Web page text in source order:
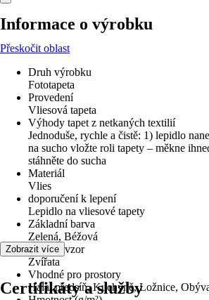
Informace o výrobku
Přeskočit oblast
Druh výrobku
Fototapeta
Provedení
Vliesová tapeta
Výhody tapet z netkaných textilií
Jednoduše, rychle a čistě: 1) lepidlo
na sucho vložte roli tapety – měkne
stáhněte do sucha
Materiál
Vlies
doporučení k lepení
Lepidlo na vliesové tapety
Základní barva
Zelená, Béžová
Dekor / vzor
Zvířata
Vhodné pro prostory
Hala/ předsíň, Kuchyně, Ložnice,
Zobrazit více
Certifikáty a služby